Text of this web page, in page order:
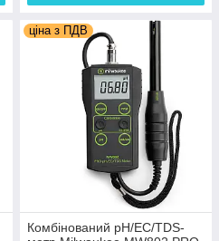
ціна з ПДВ
Комбінований pH/EC/TDS-